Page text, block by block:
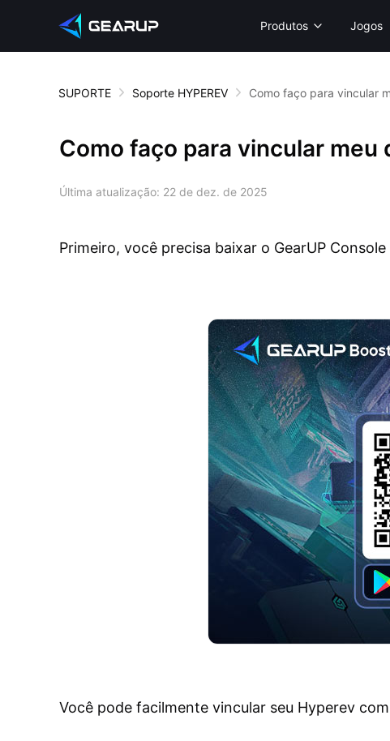
Produtos Jogos
SUPORTE Soporte HYPEREV Como faço para vincular
Como faço para vincular meu
Última atualização: 22 de dez. de 2025
Primeiro, você precisa baixar o GearUP
Você pode facilmente vincular seu Hyperev